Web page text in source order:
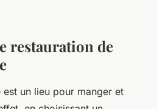
restauration de
est un lieu pour manger et